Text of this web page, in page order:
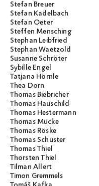
Stefan Breuer
Stefan Kadelbach
Stefan Oeter
Steffen Mensching
Stephan Leibfried
Stephan Waetzold
Susanne Schröter
Sybille Engel
Tatjana Hörnle
Thea Dorn
Thomas Biebricher
Thomas Hauschild
Thomas Hestermann
Thomas Mücke
Thomas Röske
Thomas Schuster
Thomas Thiel
Thorsten Thiel
Tilman Allert
Timon Gremmels